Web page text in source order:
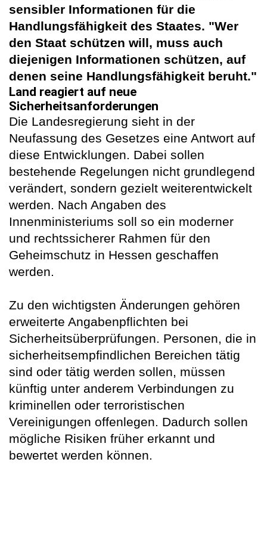
sensibler Informationen für die
Handlungsfähigkeit des Staates. "Wer
den Staat schützen will, muss auch
diejenigen Informationen schützen, auf
denen seine Handlungsfähigkeit beruht."
Land reagiert auf neue
Sicherheitsanforderungen
Die Landesregierung sieht in der
Neufassung des Gesetzes eine Antwort auf
diese Entwicklungen. Dabei sollen
bestehende Regelungen nicht grundlegend
verändert, sondern gezielt weiterentwickelt
werden. Nach Angaben des
Innenministeriums soll so ein moderner
und rechtssicherer Rahmen für den
Geheimschutz in Hessen geschaffen
werden.
Zu den wichtigsten Änderungen gehören
erweiterte Angabenpflichten bei
Sicherheitsüberprüfungen. Personen, die in
sicherheitsempfindlichen Bereichen tätig
sind oder tätig werden sollen, müssen
künftig unter anderem Verbindungen zu
kriminellen oder terroristischen
Vereinigungen offenlegen. Dadurch sollen
mögliche Risiken früher erkannt und
bewertet werden können.